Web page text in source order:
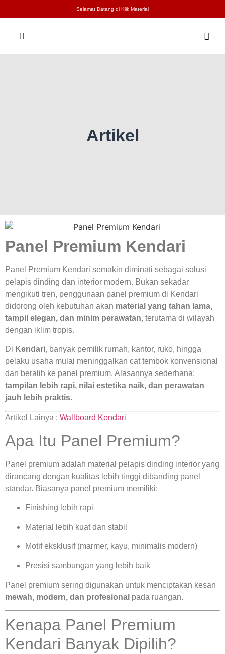
Selamat Datang di Klik Material
Artikel
Panel Premium Kendari
Panel Premium Kendari semakin diminati sebagai solusi
pelapis dinding dan interior modern. Bukan sekadar
mengikuti tren, penggunaan panel premium di Kendari
didorong oleh kebutuhan akan material yang tahan lama,
tampil elegan, dan minim perawatan, terutama di wilayah
dengan iklim tropis.
Di Kendari, banyak pemilik rumah, kantor, ruko, hingga
pelaku usaha mulai meninggalkan cat tembok konvensional
dan beralih ke panel premium. Alasannya sederhana:
tampilan lebih rapi, nilai estetika naik, dan perawatan
jauh lebih praktis.
Artikel Lainya : Wallboard Kendari
Apa Itu Panel Premium?
Panel premium adalah material pelapis dinding interior yang
dirancang dengan kualitas lebih tinggi dibanding panel
standar. Biasanya panel premium memiliki:
Finishing lebih rapi
Material lebih kuat dan stabil
Motif eksklusif (marmer, kayu, minimalis modern)
Presisi sambungan yang lebih baik
Panel premium sering digunakan untuk menciptakan kesan
mewah, modern, dan profesional pada ruangan.
Kenapa Panel Premium
Kendari Banyak Dipilih?